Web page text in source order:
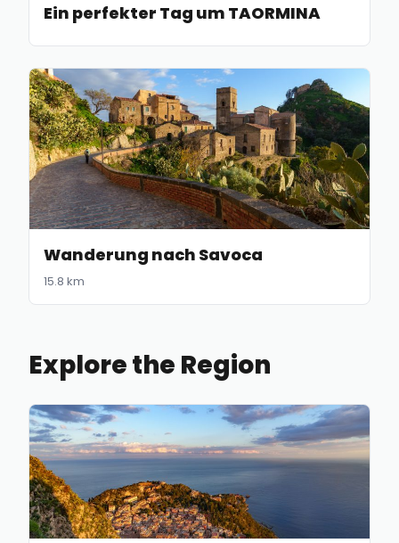
Ein perfekter Tag um TAORMINA
Wanderung nach Savoca
15.8 km
Explore the Region